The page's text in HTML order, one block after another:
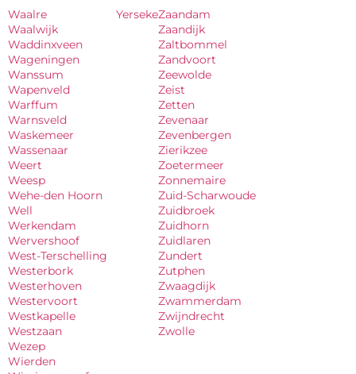
Waalre
Waalwijk
Waddinxveen
Wageningen
Wanssum
Wapenveld
Warffum
Warnsveld
Waskemeer
Wassenaar
Weert
Weesp
Wehe-den Hoorn
Well
Werkendam
Wervershoof
West-Terschelling
Westerbork
Westerhoven
Westervoort
Westkapelle
Westzaan
Wezep
Wierden
YersekeZaandam
Zaandijk
Zaltbommel
Zandvoort
Zeewolde
Zeist
Zetten
Zevenaar
Zevenbergen
Zierikzee
Zoetermeer
Zonnemaire
Zuid-Scharwoude
Zuidbroek
Zuidhorn
Zuidlaren
Zundert
Zutphen
Zwaagdijk
Zwammerdam
Zwijndrecht
Zwolle